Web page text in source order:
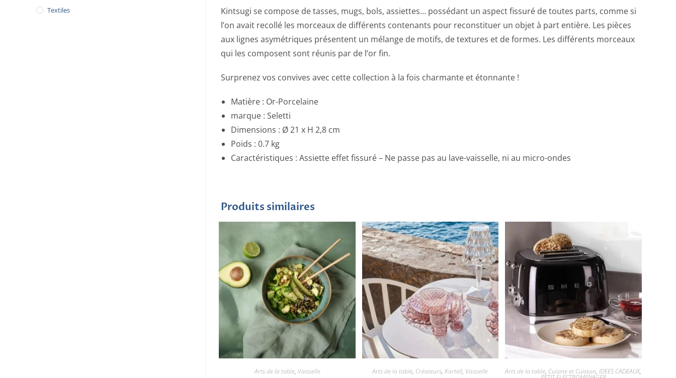
Kintsugi se compose de tasses, mugs, bols, assiettes… possédant un aspect fissuré de toutes parts, comme si
l’on avait recollé les morceaux de différents contenants pour reconstituer un objet à part entière. Les pièces
aux lignes asymétriques présentent un mélange de motifs, de textures et de formes. Les différents morceaux
qui les composent sont réunis par de l’or fin.
Surprenez vos convives avec cette collection à la fois charmante et étonnante !
Matière : Or-Porcelaine
marque : Seletti
Dimensions : Ø 21 x H 2,8 cm
Poids : 0.7 kg
Caractéristiques : Assiette effet fissuré – Ne passe pas au lave-vaisselle, ni au micro-ondes
Produits similaires
Arts de la table, Vaisselle Arts de la table, Créateurs,Kartell, Vaisselle Arts de la table, Cuisine et Cuisson,IDEES CADEAUX,
Textiles